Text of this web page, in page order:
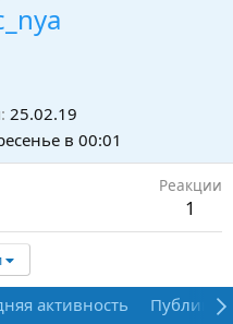
25.02.19
в 00:01
Реакции
1
активность